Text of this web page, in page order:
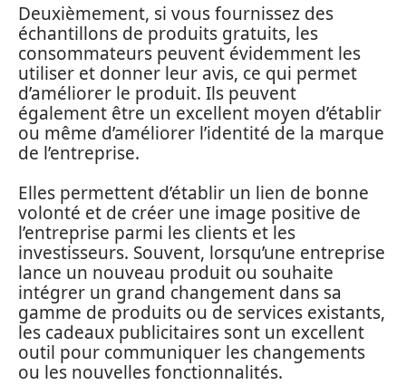
Deuxièmement, si vous fournissez des
échantillons de produits gratuits, les
consommateurs peuvent évidemment les
utiliser et donner leur avis, ce qui permet
d’améliorer le produit. Ils peuvent
également être un excellent moyen d’établir
ou même d’améliorer l’identité de la marque
de l’entreprise.
Elles permettent d’établir un lien de bonne
volonté et de créer une image positive de
l’entreprise parmi les clients et les
investisseurs. Souvent, lorsqu’une entreprise
lance un nouveau produit ou souhaite
intégrer un grand changement dans sa
gamme de produits ou de services existants,
les cadeaux publicitaires sont un excellent
outil pour communiquer les changements
ou les nouvelles fonctionnalités.